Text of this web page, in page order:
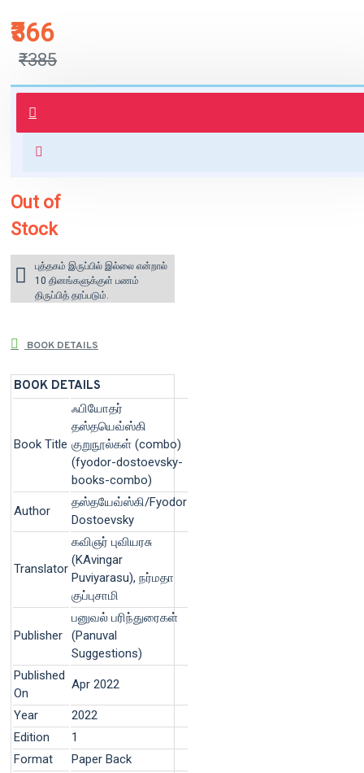
₹366
₹385
புத்தகம் 3 - 7 நாட்களில் அனுப்பி
வைக்கப்படும்.
for orders above ₹1000 within
Out of
Stock
புத்தகம் இருப்பில் இல்லை என்றால்
10 தினங்களுக்குள் பணம்
திருப்பித் தரப்படும்.
BOOK DETAILS
BOOK DETAILS
Book Title
ஃபியோதர்
தஸ்தயெவ்ஸ்கி
குறுநூல்கள் (combo)
(fyodor-dostoevsky-
books-combo)
Author
தஸ்தயேவ்ஸ்கி/Fyodor
Dostoevsky
Translator
கவிஞர் புவியரசு
(KAvingar
Puviyarasu), நர்மதா
குப்புசாமி
Publisher
பனுவல் பரிந்துரைகள்
(Panuval
Suggestions)
Published
On
Apr 2022
Year
2022
Edition
1
Format
Paper Back